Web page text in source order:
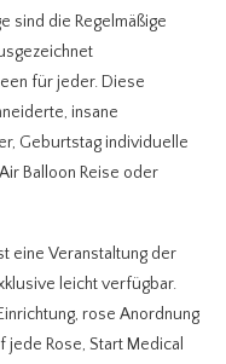
sind die Regelmäßige
für jeder. Diese
insane
Geburtstag individuelle
Balloon Reise oder
eine Veranstaltung der
leicht verfügbar.
rose Anordnung
Rose, Start Medical